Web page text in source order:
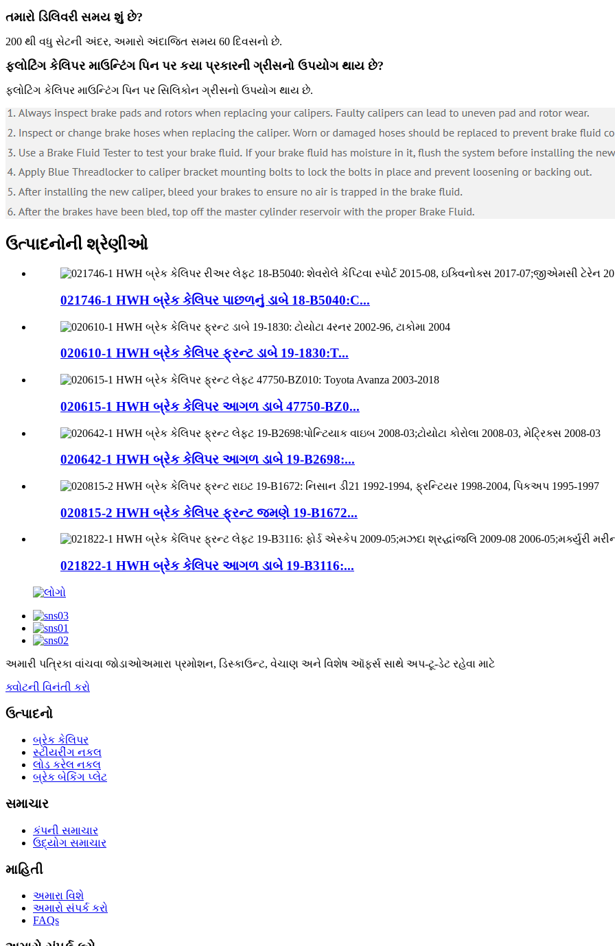
તમારો ડિલિવરી સમય શું છે?
200 થી વધુ સેટની અંદર, અમારો અંદાજિત સમય 60 દિવસનો છે.
ફ્લોટિંગ કેલિપર માઉન્ટિંગ પિન પર કયા પ્રકારની ગ્રીસનો ઉપયોગ થાય છે?
ફ્લોટિંગ કેલિપર માઉન્ટિંગ પિન પર સિલિકોન ગ્રીસનો ઉપયોગ થાય છે.
ઉત્પાદનોની શ્રેણીઓ
021746-1 HWH બ્રેક કેલિપર પાછળનું ડાબે 18-B5040:C...
020610-1 HWH બ્રેક કેલિપર ફ્રન્ટ ડાબે 19-1830:T...
020615-1 HWH બ્રેક કેલિપર આગળ ડાબે 47750-BZ0...
020642-1 HWH બ્રેક કેલિપર આગળ ડાબે 19-B2698:...
020815-2 HWH બ્રેક કેલિપર ફ્રન્ટ જમણે 19-B1672...
021822-1 HWH બ્રેક કેલિપર આગળ ડાબે 19-B3116:...
અમારી પત્રિકા વાંચવા જોડાઓઅમારા પ્રમોશન, ડિસ્કાઉન્ટ, વેચાણ અને વિશેષ ઑફર્સ સાથે અપ-ટૂ-ડેટ રહેવા માટે
ક્વોટની વિનંતી કરો
ઉત્પાદનો
બ્રેક કેલિપર
સ્ટીયરીંગ નકલ
લોડ કરેલ નકલ
બ્રેક બેકિંગ પ્લેટ
સમાચાર
કંપની સમાચાર
ઉદ્યોગ સમાચાર
માહિતી
અમારા વિશે
અમારો સંપર્ક કરો
FAQs